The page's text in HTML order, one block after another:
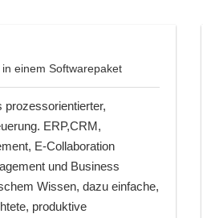
einem Softwarepaket
prozessorientierter,
ERP,CRM,
E-Collaboration
und Business
Wissen, dazu einfache,
produktive